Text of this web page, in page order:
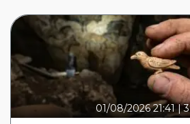
01/08/2026 21:41 |